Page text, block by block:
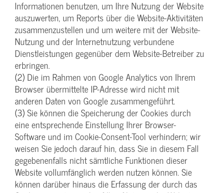
Informationen benutzen, um Ihre Nutzung der Website
auszuwerten, um Reports über die Website-Aktivitäten
zusammenzustellen und um weitere mit der Website-
Nutzung und der Internetnutzung verbundene
Dienstleistungen gegenüber dem Website-Betreiber zu
erbringen.
(2) Die im Rahmen von Google Analytics von Ihrem
Browser übermittelte IP-Adresse wird nicht mit
anderen Daten von Google zusammengeführt.
(3) Sie können die Speicherung der Cookies durch
eine entsprechende Einstellung Ihrer Browser-
Software und im Cookie-Consent-Tool verhindern; wir
weisen Sie jedoch darauf hin, dass Sie in diesem Fall
gegebenenfalls nicht sämtliche Funktionen dieser
Website vollumfänglich werden nutzen können. Sie
können darüber hinaus die Erfassung der durch das